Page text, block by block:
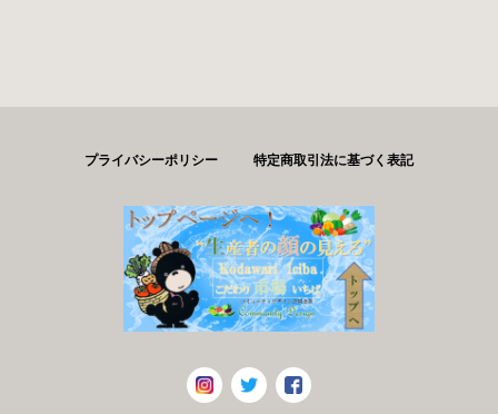
プライバシーポリシー 特定商取引法に基づく表記